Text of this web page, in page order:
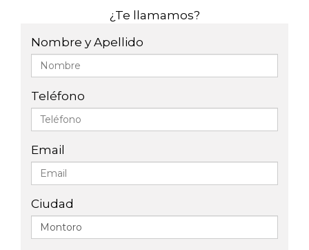
¿Te llamamos?
Nombre y Apellido
Teléfono
Email
Ciudad